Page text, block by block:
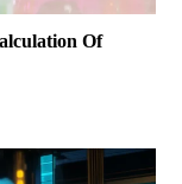
Of